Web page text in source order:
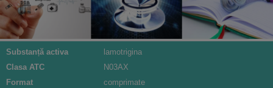
Substanță activa
lamotrigina
Clasa ATC
N03AX
Format
comprimate